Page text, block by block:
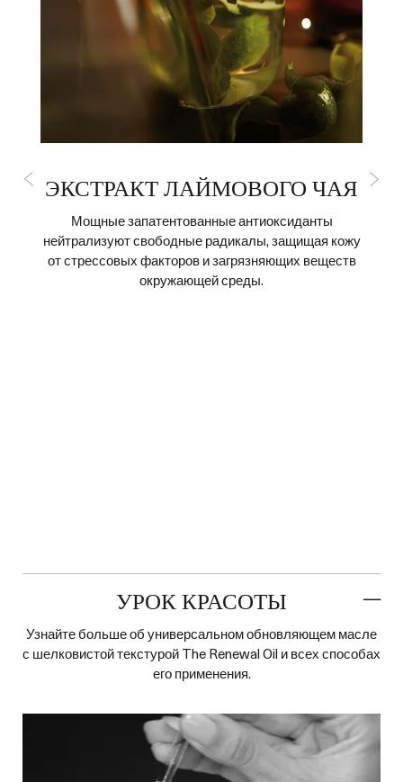
ЭКСТРАКТ ЛАЙМОВОГО ЧАЯ
Мощные запатентованные антиоксиданты
нейтрализуют свободные радикалы, защищая кожу
от стрессовых факторов и загрязняющих веществ
окружающей среды.
УРОК КРАСОТЫ
Узнайте больше об универсальном обновляющем масле
с шелковистой текстурой The Renewal Oil и всех способах
его применения.